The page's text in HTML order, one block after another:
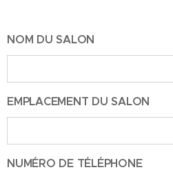
NOM DU SALON
EMPLACEMENT DU SALON
NUMÉRO DE TÉLÉPHONE